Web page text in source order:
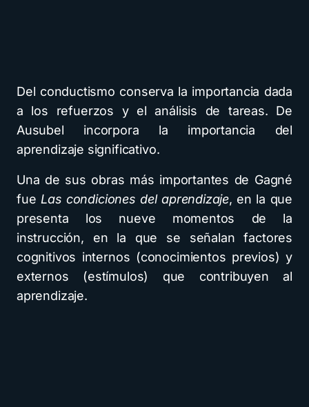
Del conductismo conserva la importancia dada
a los refuerzos y el análisis de tareas. De
Ausubel incorpora la importancia del
aprendizaje significativo.
Una de sus obras más importantes de Gagné
fue Las condiciones del aprendizaje, en la que
presenta los nueve momentos de la
instrucción, en la que se señalan factores
cognitivos internos (conocimientos previos) y
externos (estímulos) que contribuyen al
aprendizaje.